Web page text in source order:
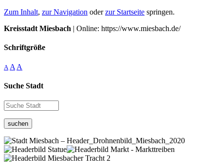
Zum Inhalt, zur Navigation oderzur Startseite springen.
Kreisstadt Miesbach | Online: https://www.miesbach.de/
Schriftgröße
A A A
Suche Stadt
suchen